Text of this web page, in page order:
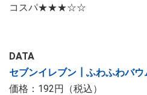
コスパ★★★☆☆
DATA
セブンイレブン┃ふわふわバウ
価格：192円（税込）